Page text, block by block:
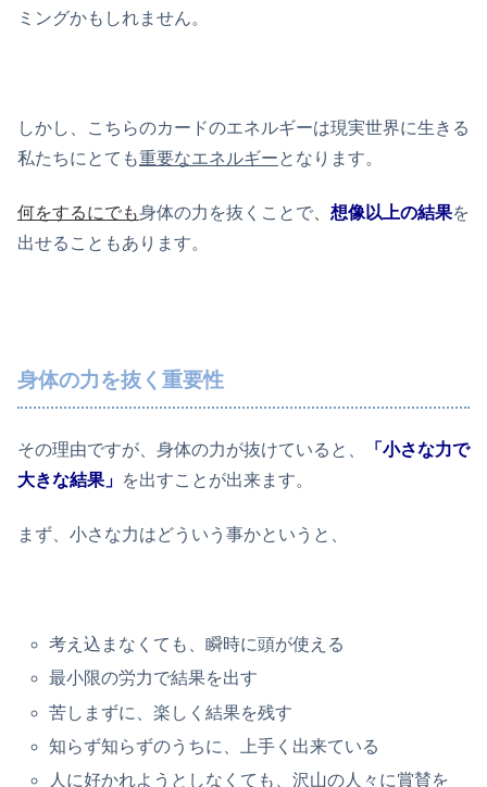
ミングかもしれません。
しかし、こちらのカードのエネルギーは現実世界に生きる
私たちにとても重要なエネルギーとなります。
何をするにでも身体の力を抜くことで 想像以上の結果を
出せることもあります。
身体の力を抜く重要性
その理由ですが、身体の力が抜けていると、 「 小さな力で
大きな結果」 を出すことが出来ます。
まず、小さな力はどういう事かというと、
考え込まなくても、瞬時に頭が使える
最小限の労力で結果を出す
苦しまずに、楽しく結果を残す
知らず知らずのうちに、上手く出来ている
人に好かれようとしなくても、沢山の人々に賞賛を